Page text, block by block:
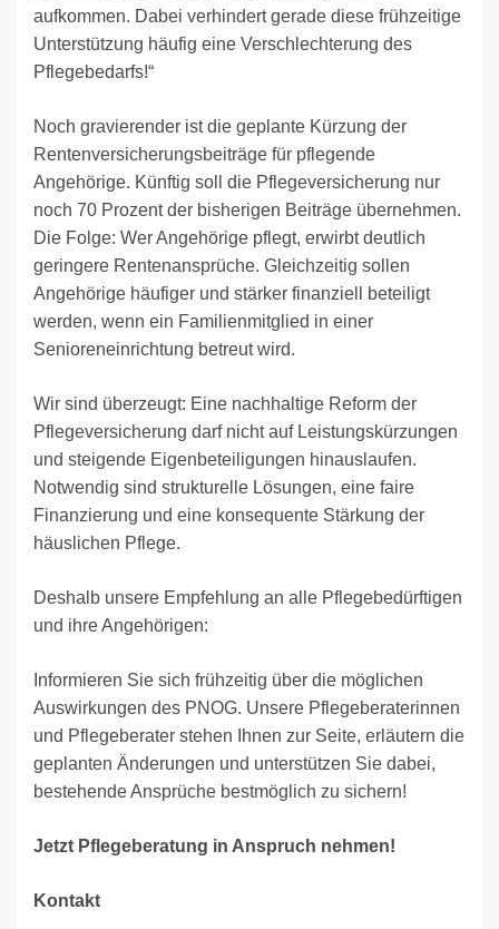
aufkommen. Dabei verhindert gerade diese frühzeitige
Unterstützung häufig eine Verschlechterung des
Pflegebedarfs!“
Noch gravierender ist die geplante Kürzung der
Rentenversicherungsbeiträge für pflegende
Angehörige. Künftig soll die Pflegeversicherung nur
noch 70 Prozent der bisherigen Beiträge übernehmen.
Die Folge: Wer Angehörige pflegt, erwirbt deutlich
geringere Rentenansprüche. Gleichzeitig sollen
Angehörige häufiger und stärker finanziell beteiligt
werden, wenn ein Familienmitglied in einer
Senioreneinrichtung betreut wird.
Wir sind überzeugt: Eine nachhaltige Reform der
Pflegeversicherung darf nicht auf Leistungskürzungen
und steigende Eigenbeteiligungen hinauslaufen.
Notwendig sind strukturelle Lösungen, eine faire
Finanzierung und eine konsequente Stärkung der
häuslichen Pflege.
Deshalb unsere Empfehlung an alle Pflegebedürftigen
und ihre Angehörigen:
Informieren Sie sich frühzeitig über die möglichen
Auswirkungen des PNOG. Unsere Pflegeberaterinnen
und Pflegeberater stehen Ihnen zur Seite, erläutern die
geplanten Änderungen und unterstützen Sie dabei,
bestehende Ansprüche bestmöglich zu sichern!
Jetzt Pflegeberatung in Anspruch nehmen!
Kontakt